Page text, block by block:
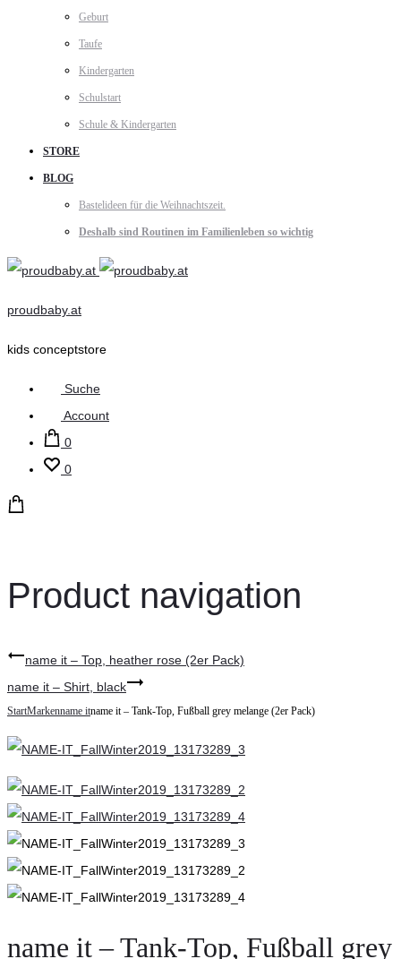
Geburt
Taufe
Kindergarten
Schulstart
Schule & Kindergarten
STORE
BLOG
Bastelideen für die Weihnachtszeit.
Deshalb sind Routinen im Familienleben so wichtig
proudbaby.at
kids conceptstore
Suche
Account
0
0
Product navigation
name it – Top, heather rose (2er Pack)
name it – Shirt, black
StartMarkenname itname it – Tank-Top, Fußball grey melange (2er Pack)
name it – Tank-Top, Fußball grey